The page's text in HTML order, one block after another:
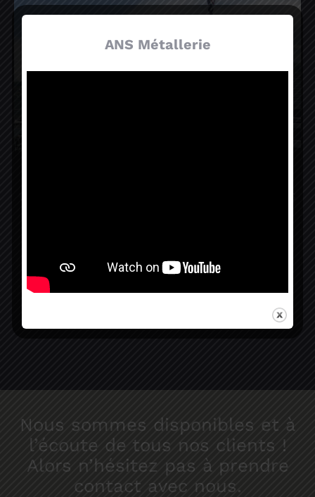
EN SAVOIR PLUS
Nous sommes disponibles et à
l’écoute de tous nos clients !
Alors n’hésitez pas à prendre
contact avec nous.
ANS Métallerie